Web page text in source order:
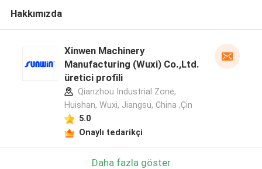
Hakkımızda
Xinwen Machinery
Manufacturing (Wuxi) Co.,Ltd.
üretici profili
Qianzhou Industrial Zone,
Huishan, Wuxi, Jiangsu, China ,Çin
5.0
Onaylı tedarikçi
Daha fazla göster